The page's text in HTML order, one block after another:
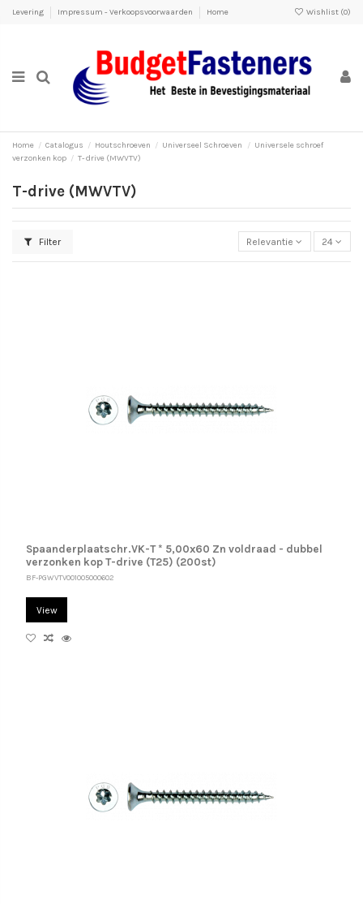
Levering Impressum - Verkoopsvoorwaarden Home Wishlist (0)
Home Catalogus Houtschroeven Universeel Schroeven
Universele schroef
verzonken kop
T-drive (MWVTV)
T-drive (MWVTV)
Filter Relevantie 24
Spaanderplaatschr.VK-T * 5,00x60 Zn voldraad - dubbel
verzonken kop T-drive (T25) (200st)
BF-PGWVTV001005000602
View